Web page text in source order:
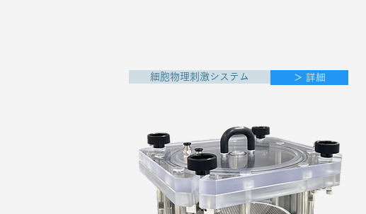
細胞物理刺激システム ＞ 詳細